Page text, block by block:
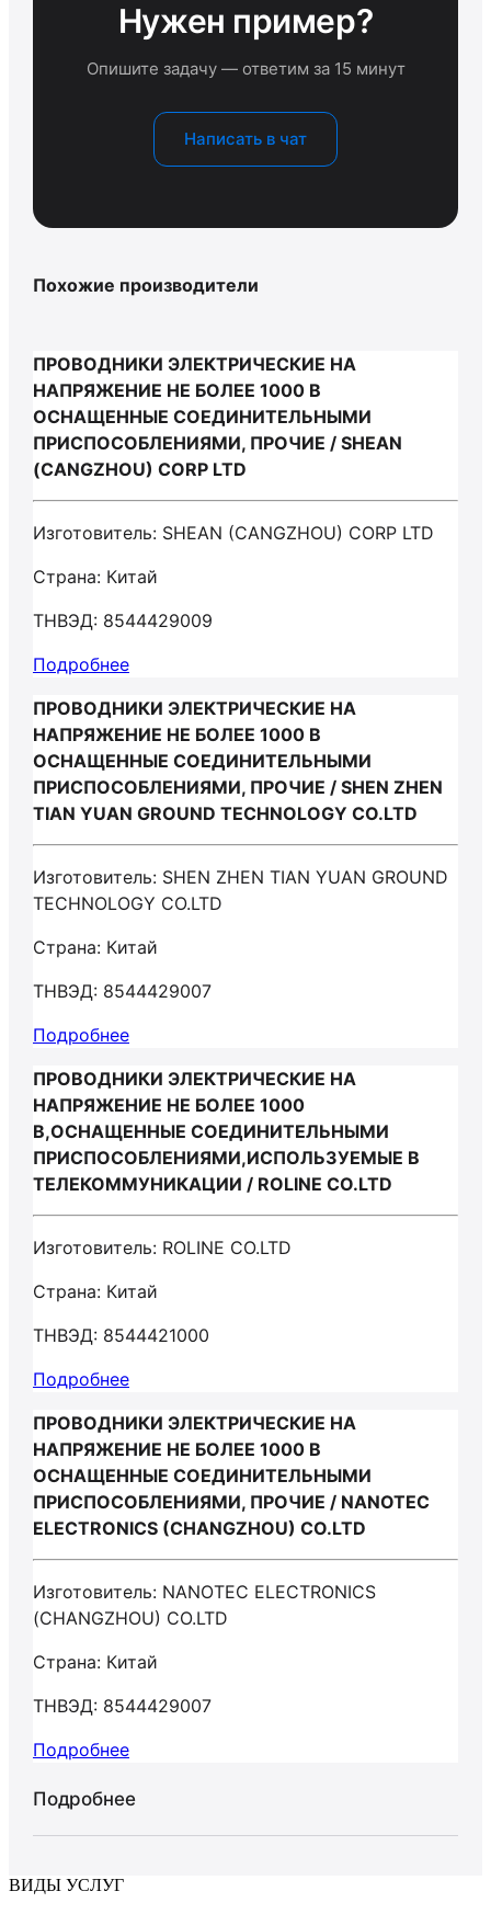
Нужен пример?
Опишите задачу — ответим за 15 минут
Написать в чат
Похожие производители
ПРОВОДНИКИ ЭЛЕКТРИЧЕСКИЕ НА
НАПРЯЖЕНИЕ НЕ БОЛЕЕ 1000 В
ОСНАЩЕННЫЕ СОЕДИНИТЕЛЬНЫМИ
ПРИСПОСОБЛЕНИЯМИ, ПРОЧИЕ / SHEAN
(CANGZHOU) CORP LTD
Изготовитель: SHEAN (CANGZHOU) CORP LTD
Страна: Китай
ТНВЭД: 8544429009
Подробнее
ПРОВОДНИКИ ЭЛЕКТРИЧЕСКИЕ НА
НАПРЯЖЕНИЕ НЕ БОЛЕЕ 1000 В
ОСНАЩЕННЫЕ СОЕДИНИТЕЛЬНЫМИ
ПРИСПОСОБЛЕНИЯМИ, ПРОЧИЕ / SHEN ZHEN
TIAN YUAN GROUND TECHNOLOGY CO.LTD
Изготовитель: SHEN ZHEN TIAN YUAN GROUND
TECHNOLOGY CO.LTD
Страна: Китай
ТНВЭД: 8544429007
Подробнее
ПРОВОДНИКИ ЭЛЕКТРИЧЕСКИЕ НА
НАПРЯЖЕНИЕ НЕ БОЛЕЕ 1000
В,ОСНАЩЕННЫЕ СОЕДИНИТЕЛЬНЫМИ
ПРИСПОСОБЛЕНИЯМИ,ИСПОЛЬЗУЕМЫЕ В
ТЕЛЕКОММУНИКАЦИИ / ROLINE CO.LTD
Изготовитель: ROLINE CO.LTD
Страна: Китай
ТНВЭД: 8544421000
Подробнее
ПРОВОДНИКИ ЭЛЕКТРИЧЕСКИЕ НА
НАПРЯЖЕНИЕ НЕ БОЛЕЕ 1000 В
ОСНАЩЕННЫЕ СОЕДИНИТЕЛЬНЫМИ
ПРИСПОСОБЛЕНИЯМИ, ПРОЧИЕ / NANOTEC
ELECTRONICS (CHANGZHOU) CO.LTD
Изготовитель: NANOTEC ELECTRONICS
(CHANGZHOU) CO.LTD
Страна: Китай
ТНВЭД: 8544429007
Подробнее
Подробнее
ВИДЫ УСЛУГ